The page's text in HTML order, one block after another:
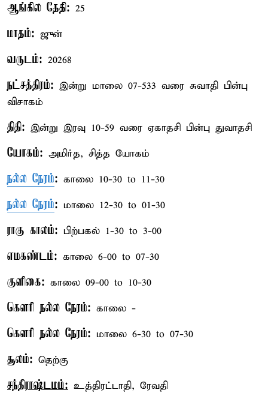
ஆங்கில தேதி: 25
மாதம்: ஜுன்
வருடம்: 20268
நட்சத்திரம்: இன்று மாலை 07-533 வரை சுவாதி பின்பு
விசாகம்
திதி: இன்று இரவு 10-59 வரை ஏகாதசி பின்பு துவாதசி
யோகம்: அமிர்த, சித்த யோகம்
நல்ல நேரம்: காலை 10-30 to 11-30
நல்ல நேரம்: மாலை 12-30 to 01-30
ராகு காலம்: பிற்பகல் 1-30 to 3-00
எமகண்டம்: காலை 6-00 to 07-30
குளிகை: காலை 09-00 to 10-30
கௌரி நல்ல நேரம்: காலை -
கௌரி நல்ல நேரம்: மாலை 6-30 to 07-30
சூலம்: தெற்கு
சந்திராஷ்டமம்: உத்திரட்டாதி, ரேவதி